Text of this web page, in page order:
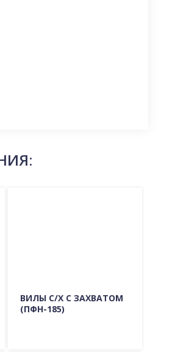
ВИЛЫ С/Х С ЗАХВАТОМ
(ПФН-185)